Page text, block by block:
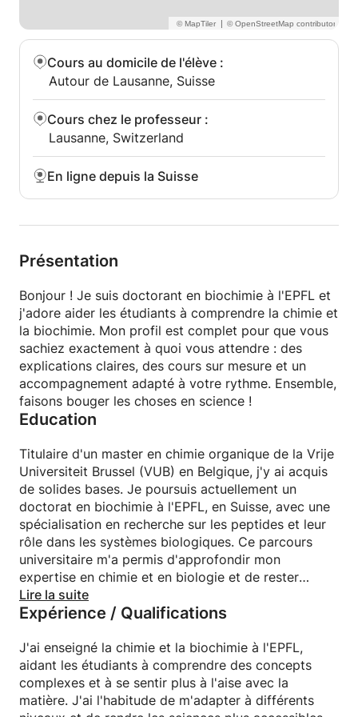
|
Cours au domicile de l'élève :
Autour de Lausanne, Suisse
Cours chez le professeur :
Lausanne, Switzerland
En ligne depuis la Suisse
Présentation
Bonjour ! Je suis doctorant en biochimie à l'EPFL et
j'adore aider les étudiants à comprendre la chimie et
la biochimie. Mon profil est complet pour que vous
sachiez exactement à quoi vous attendre : des
explications claires, des cours sur mesure et un
accompagnement adapté à votre rythme. Ensemble,
faisons bouger les choses en science !
Education
Titulaire d'un master en chimie organique de la Vrije
Universiteit Brussel (VUB) en Belgique, j'y ai acquis
de solides bases. Je poursuis actuellement un
doctorat en biochimie à l'EPFL, en Suisse, avec une
spécialisation en recherche sur les peptides et leur
rôle dans les systèmes biologiques. Ce parcours
universitaire m'a permis d'approfondir mon
expertise en chimie et en biologie et de rester
activement impliqué dans la recherche de pointe.
Lire la suite
Expérience / Qualifications
J'ai enseigné la chimie et la biochimie à l'EPFL,
aidant les étudiants à comprendre des concepts
complexes et à se sentir plus à l'aise avec la
matière. J'ai l'habitude de m'adapter à différents